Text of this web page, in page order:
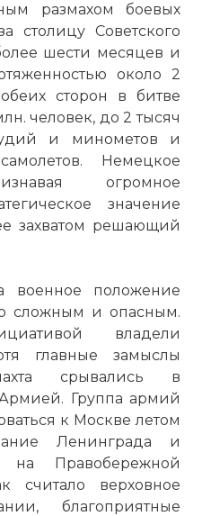
размахом боевых
столицу Советского
шести месяцев и
около 2
сторон в битве
человек, до 2 тысяч
и минометов и
Немецкое
огромное
значение
захватом решающий
военное положение
сложным и опасным.
владели
главные замыслы
срывались в
Группа армий
к Москве летом
Ленинграда и
на Правобережной
считало верховное
благоприятные